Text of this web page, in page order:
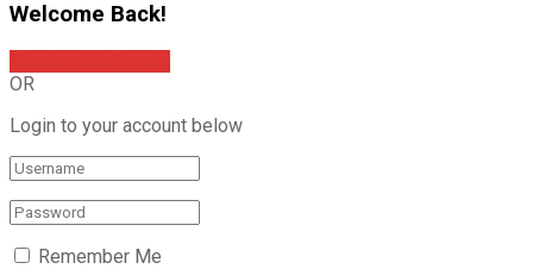
Welcome Back!
OR
Login to your account below
Remember Me